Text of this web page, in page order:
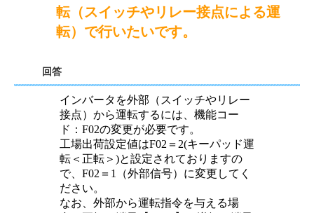
転（スイッチやリレー接点による運
転）で行いたいです。
回答
インバータを外部（スイッチやリレー
接点）から運転するには、機能コー
ド：F02の変更が必要です。
工場出荷設定値はF02＝2(キーパッド運
転＜正転＞)と設定されておりますの
で、F02＝1（外部信号）に変更してく
ださい。
なお、外部から運転指令を与える場